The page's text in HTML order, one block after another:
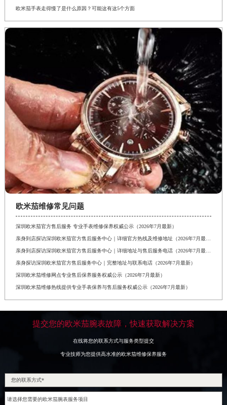
欧米茄手表走得慢了是什么原因？可能这有这5个方面
欧米茄维修常见问题
深圳欧米茄官方售后服务 专业手表维修保养权威公示（2026年7月最新）
亲身到店探访深圳欧米茄官方售后服务中心｜详细官方热线及维修地址（2026年7月最新）
亲身到店探访深圳欧米茄官方售后服务中心｜详细地址与售后服务电话（2026年7月最新）
亲身探访深圳欧米茄官方售后服务中心｜完整地址与联系电话（2026年7月最新）
深圳欧米茄维修网点专业售后保养服务权威公示（2026年7月最新）
深圳欧米茄维修热线提供专业手表保养与售后服务权威公示（2026年7月最新）
提交您的欧米茄腕表故障，快速获取解决方案
在线将您的联系方式与服务类型提交
专业技师为您提供高水准的欧米茄维修保养服务